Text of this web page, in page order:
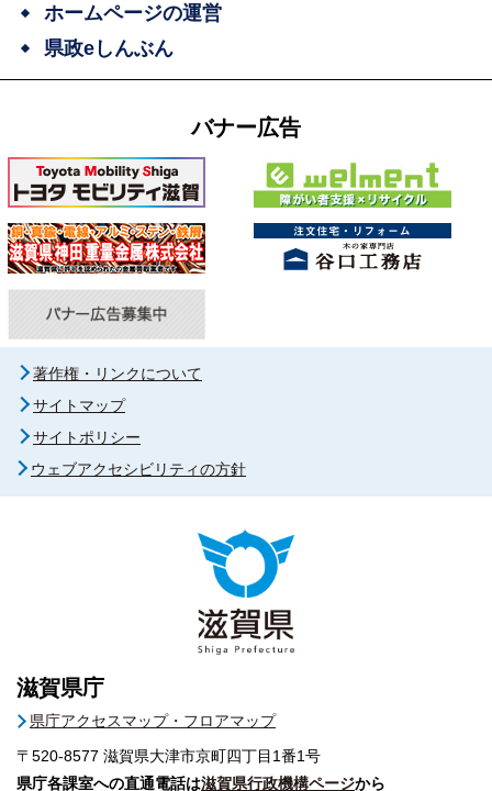
ホームページの運営
県政eしんぶん
バナー広告
著作権・リンクについて
サイトマップ
サイトポリシー
ウェブアクセシビリティの方針
滋賀県庁
県庁アクセスマップ・フロアマップ
〒520-8577 滋賀県大津市京町四丁目1番1号
県庁各課室への直通電話は滋賀県行政機構ページから